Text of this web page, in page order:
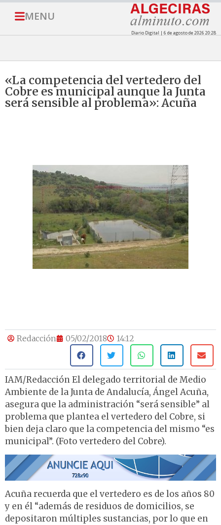
MENU
Diario Digital | 6 de agosto de 2026 20:28
«La competencia del vertedero del
Cobre es municipal aunque la Junta
será sensible al problema»: Acuña
Redacción 05/02/2018 14:12
IAM/Redacción El delegado territorial de Medio
Ambiente de la Junta de Andalucía, Ángel Acuña,
asegura que la administración “será sensible” al
problema que plantea el vertedero del Cobre, si
bien deja claro que la competencia del mismo “es
municipal”. (Foto vertedero del Cobre).
Acuña recuerda que el vertedero es de los años 80
y en él “además de residuos de domicilios, se
depositaron múltiples sustancias, por lo que en